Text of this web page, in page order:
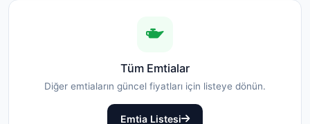
Tüm Emtialar
Diğer emtiaların güncel fiyatları için listeye dönün.
Emtia Listesi